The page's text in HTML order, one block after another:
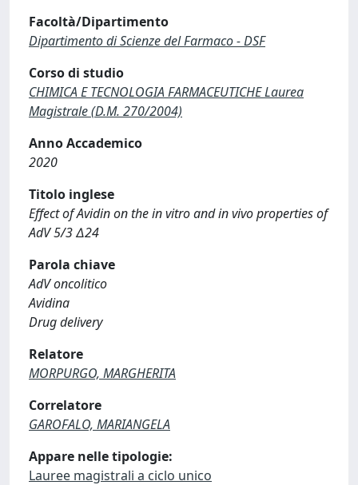
Facoltà/Dipartimento
Dipartimento di Scienze del Farmaco - DSF
Corso di studio
CHIMICA E TECNOLOGIA FARMACEUTICHE Laurea
Magistrale (D.M. 270/2004)
Anno Accademico
2020
Titolo inglese
Effect of Avidin on the in vitro and in vivo properties of
AdV 5/3 ∆24
Parola chiave
AdV oncolitico
Avidina
Drug delivery
Relatore
MORPURGO, MARGHERITA
Correlatore
GAROFALO, MARIANGELA
Appare nelle tipologie:
Lauree magistrali a ciclo unico